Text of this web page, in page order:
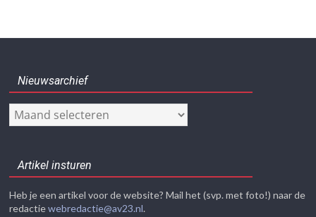
Nieuwsarchief
Nieuwsarchief
Artikel insturen
Heb je een artikel voor de website? Mail het (svp. met foto!) naar de
redactiewebredactie@av23.nl.